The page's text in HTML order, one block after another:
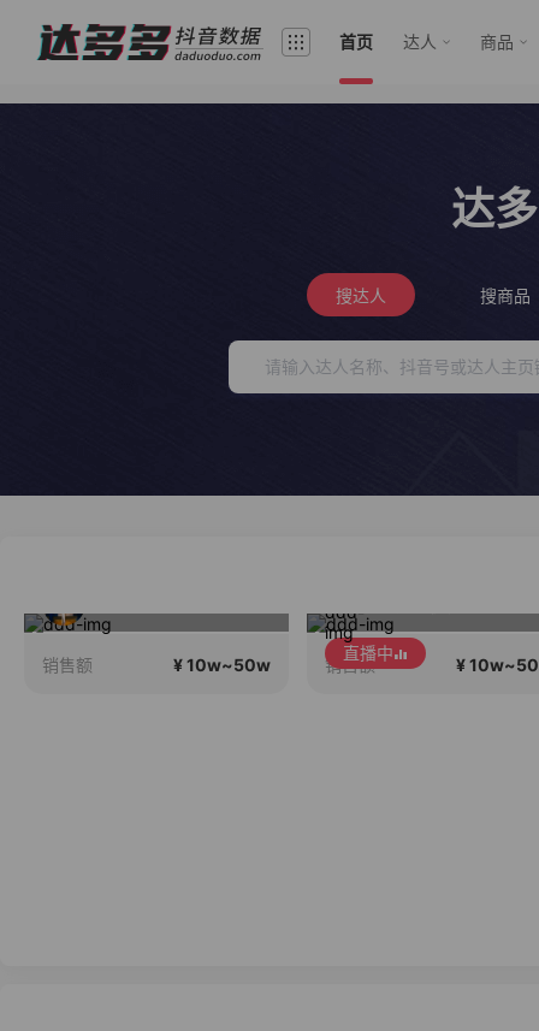
首页 达人 商品
达
搜达人 搜商品
销售额 ¥ 10w~50w
直播中
销售额 ¥